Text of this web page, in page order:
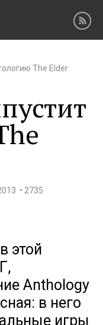
The Elder
• 2735
этой
Anthology
в него
игры